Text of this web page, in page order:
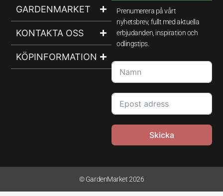
GARDENMARKET
KONTAKTA OSS
KÖPINFORMATION
Prenumerera på vårt
nyhetsbrev, fullt med aktuella
erbjudanden, inspiration och
odlingstips.
Skicka
© GardenMarket 2026